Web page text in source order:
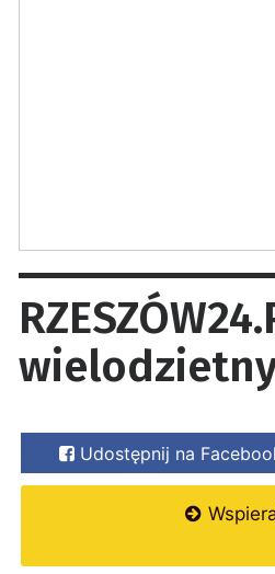
Udostępnij na